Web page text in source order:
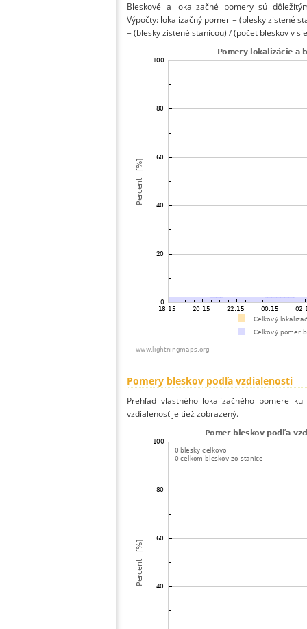
Bleskové a lokalizačné pomery sú
Výpočty: lokalizačný pomer = (blesky zistené
= (blesky zistené stanicou) / (počet bleskov v
Pomery bleskov podľa vzdialenosti
Prehľad vlastného lokalizačného pomere
vzdialenosť je tiež zobrazený.